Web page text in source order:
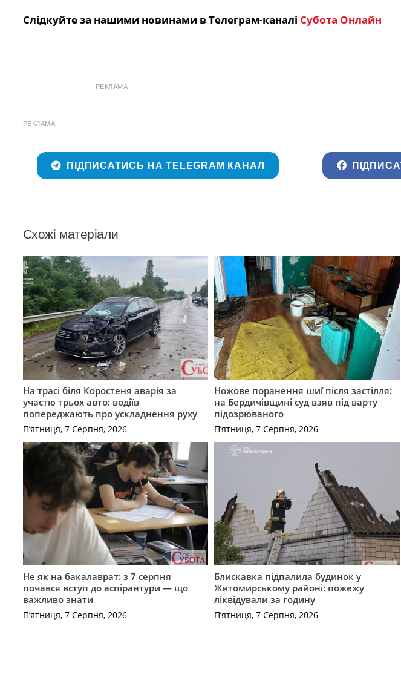
Слідкуйте за нашими новинами в Телеграм-каналі Субота Онлайн
РЕКЛАМА
РЕКЛАМА
ПІДПИСАТИСЬ НА TELEGRAM КАНАЛ
Схожі матеріали
На трасі біля Коростеня аварія за
участю трьох авто: водіїв
попереджають про ускладнення руху
П’ятниця, 7 Серпня, 2026
Ножове поранення шиї після застілля:
на Бердичівщині суд взяв під варту
підозрюваного
П’ятниця, 7 Серпня, 2026
Не як на бакалаврат: з 7 серпня
почався вступ до аспірантури — що
важливо знати
П’ятниця, 7 Серпня, 2026
Блискавка підпалила будинок у
Житомирському районі: пожежу
ліквідували за годину
П’ятниця, 7 Серпня, 2026